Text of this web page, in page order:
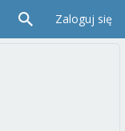
Zaloguj się